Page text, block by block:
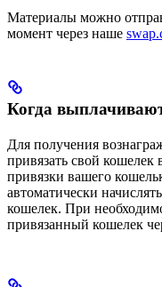
Материалы можно
момент через наше
Когда
Для получения
привязать свой кошелек
привязки вашего
автоматически
кошелек. При
привязанный кошелек